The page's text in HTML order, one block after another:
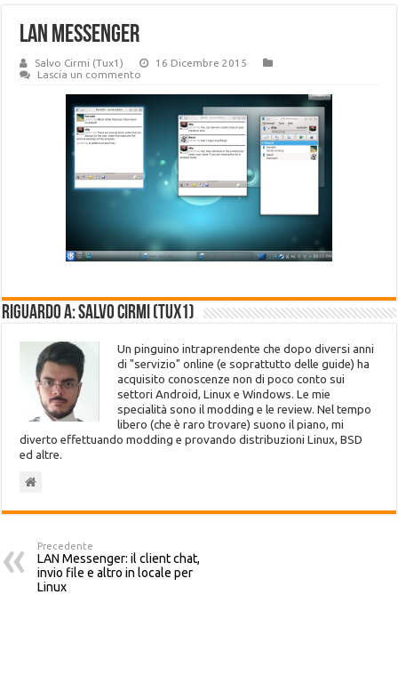
LAN Messenger
Salvo Cirmi (Tux1)
16 Dicembre 2015
Lascia un commento
Riguardo a: Salvo Cirmi (Tux1)
Un pinguino intraprendente che dopo diversi anni
di "servizio" online (e soprattutto delle guide) ha
acquisito conoscenze non di poco conto sui
settori Android, Linux e Windows. Le mie
specialità sono il modding e le review. Nel tempo
libero (che è raro trovare) suono il piano, mi
diverto effettuando modding e provando distribuzioni Linux, BSD
ed altre.
Precedente
LAN Messenger: il client chat,
invio file e altro in locale per
Linux